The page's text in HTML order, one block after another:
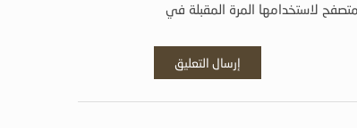
لاستخدامها المرة المقبلة في